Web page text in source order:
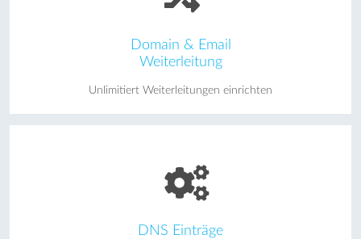
Domain & Email
Weiterleitung
Unlimitiert Weiterleitungen einrichten
DNS Einträge